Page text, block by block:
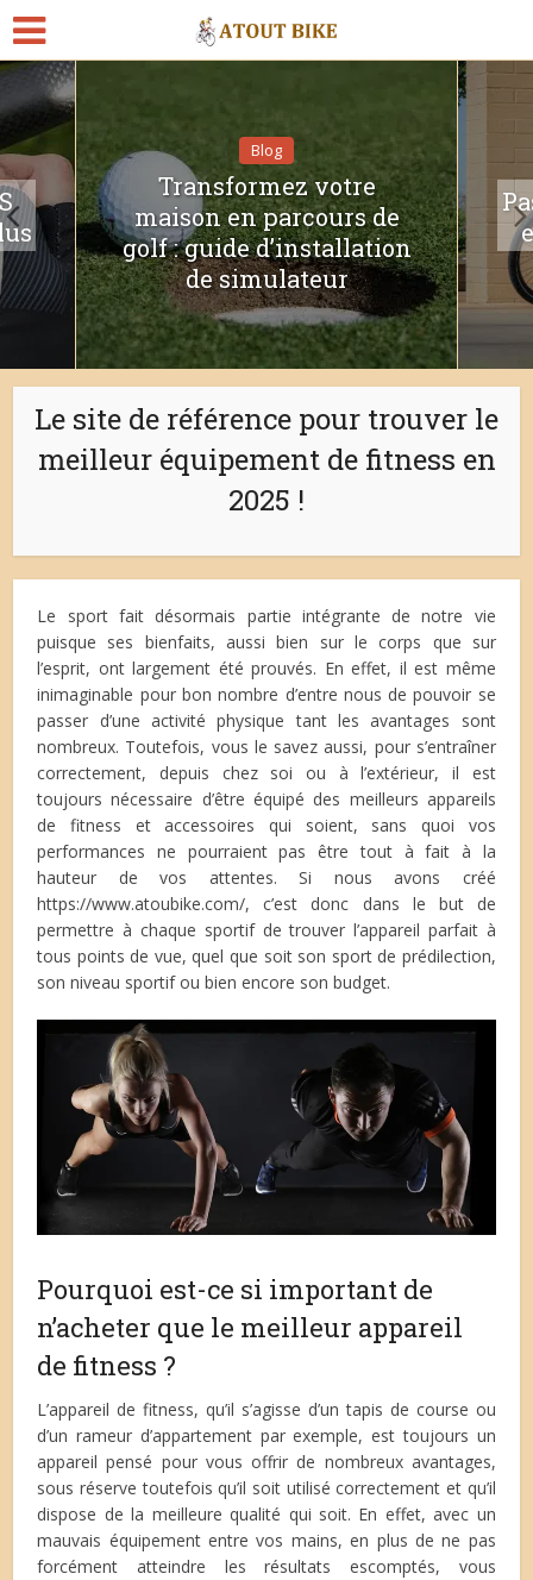
Blog
Transformez votre
maison en parcours de
golf : guide d’installation
de simulateur
Le site de référence pour trouver le
meilleur équipement de fitness en
2025 !
Le sport fait désormais partie intégrante de notre vie
puisque ses bienfaits, aussi bien sur le corps que sur
l’esprit, ont largement été prouvés. En effet, il est même
inimaginable pour bon nombre d’entre nous de pouvoir se
passer d’une activité physique tant les avantages sont
nombreux. Toutefois, vous le savez aussi, pour s’entraîner
correctement, depuis chez soi ou à l’extérieur, il est
toujours nécessaire d’être équipé des meilleurs appareils
de fitness et accessoires qui soient, sans quoi vos
performances ne pourraient pas être tout à fait à la
hauteur de vos attentes. Si nous avons créé
https://www.atoubike.com/, c’est donc dans le but de
permettre à chaque sportif de trouver l’appareil parfait à
tous points de vue, quel que soit son sport de prédilection,
son niveau sportif ou bien encore son budget.
Pourquoi est-ce si important de
n’acheter que le meilleur appareil
de fitness ?
L’appareil de fitness, qu’il s’agisse d’un tapis de course ou
d’un rameur d’appartement par exemple, est toujours un
appareil pensé pour vous offrir de nombreux avantages,
sous réserve toutefois qu’il soit utilisé correctement et qu’il
dispose de la meilleure qualité qui soit. En effet, avec un
mauvais équipement entre vos mains, en plus de ne pas
forcément atteindre les résultats escomptés, vous